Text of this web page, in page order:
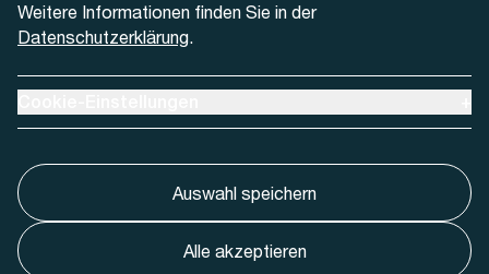
Weitere Informationen finden Sie in der
Datenschutzerklärung.
Auswahl speichern
Alle akzeptieren
Medien
Impressum Datenschutz Cookie-Einstellungnen